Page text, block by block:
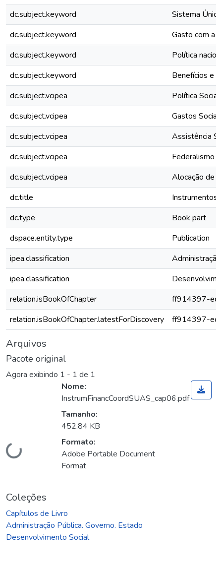
dc.subject.keyword
Sistema
dc.subject.keyword
Gasto com a
dc.subject.keyword
Política
dc.subject.keyword
Benefícios e
dc.subject.vcipea
Política Social
dc.subject.vcipea
Gastos Sociais
dc.subject.vcipea
Assistência
dc.subject.vcipea
Federalismo
dc.subject.vcipea
Alocação de
dc.title
Instrumentos
dc.type
Book part
dspace.entity.type
Publication
ipea.classification
ipea.classification
relation.isBookOfChapter
ff914397-
relation.isBookOfChapter.latestForDiscovery
ff914397-
Arquivos
Pacote original
Agora exibindo 1 - 1 de 1
Carregando...
Nome:
InstrumFinancCoordSUAS_cap06.pdf
Tamanho:
452.84 KB
Formato:
Adobe Portable Document
Format
Coleções
Capítulos de Livro
Administração Pública. Governo. Estado
Desenvolvimento Social